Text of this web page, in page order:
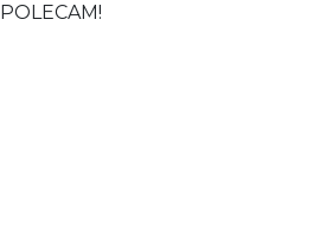
POLECAM!